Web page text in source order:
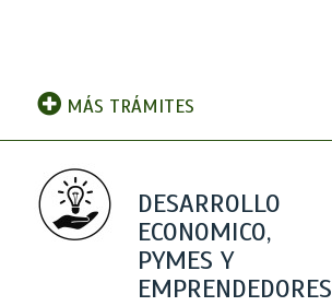
MÁS TRÁMITES
DESARROLLO
ECONOMICO,
PYMES Y
EMPRENDEDORES